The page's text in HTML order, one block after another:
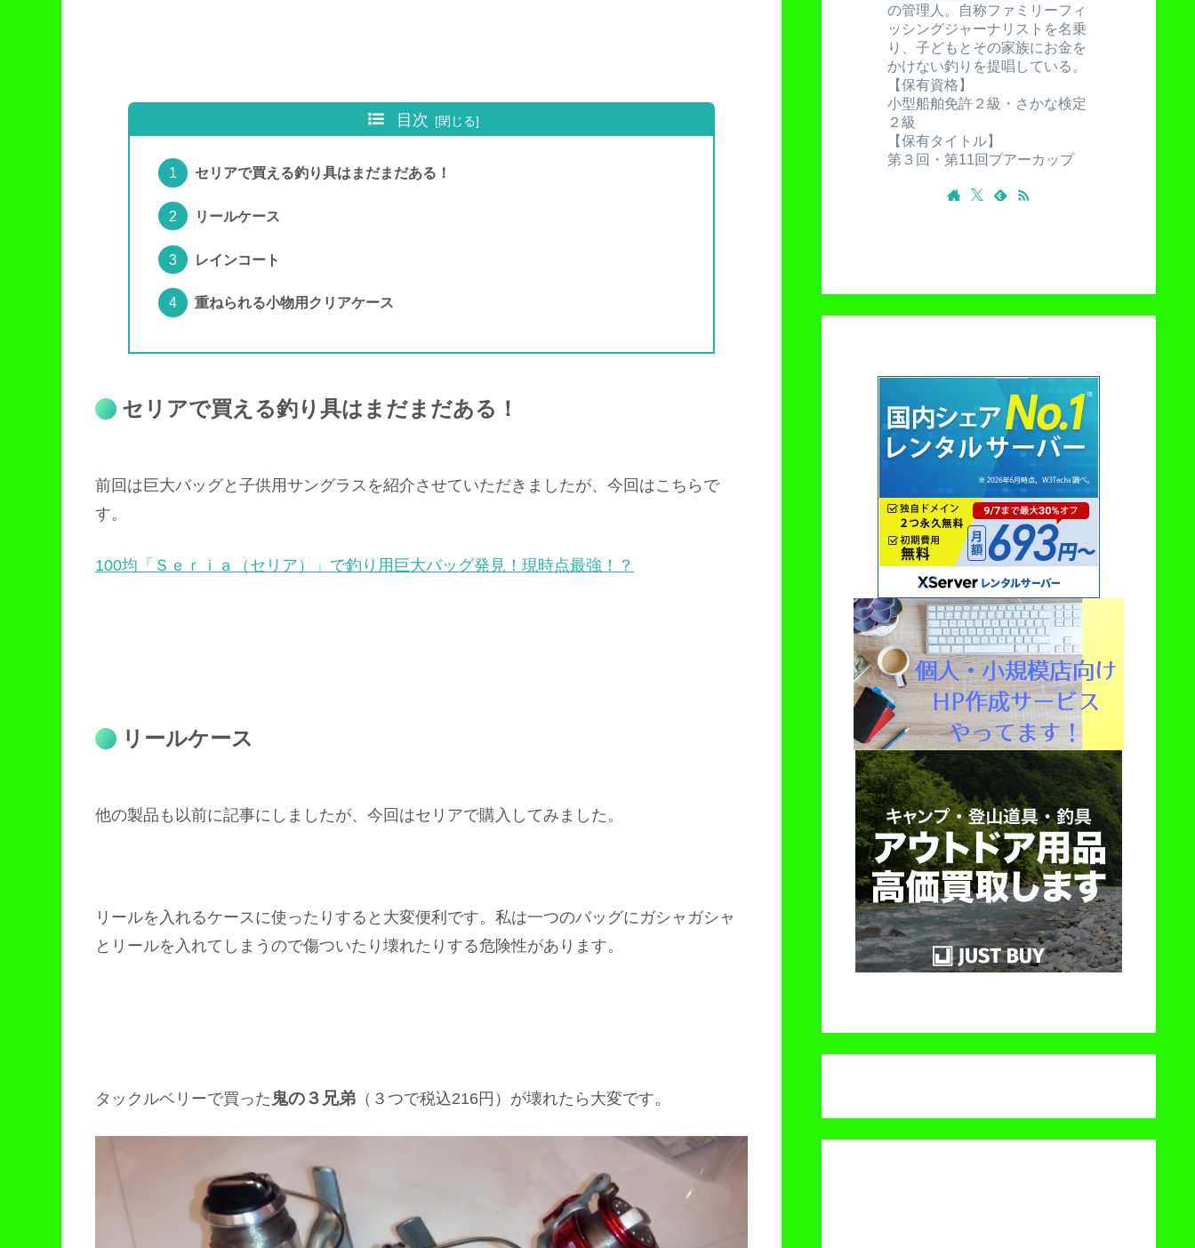
目次
セリアで買える釣り具はまだまだある！
リールケース
レインコート
重ねられる小物用クリアケース
セリアで買える釣り具はまだまだある！
前回は巨大バッグと子供用サングラスを紹介させていただきましたが、今回はこちらで
す。
100均「Ｓｅｒｉａ（セリア）」で釣り用巨大バッグ発見！現時点最強！？
リールケース
他の製品も以前に記事にしましたが、今回はセリアで購入してみました。
リールを入れるケースに使ったりすると大変便利です。私は一つのバッグにガシャガシャ
とリールを入れてしまうので傷ついたり壊れたりする危険性があります。
タックルベリーで買った 鬼の３兄弟 （３つで税込216円）が壊れたら大変です。
の管理人。自称ファミリーフィ
ッシングジャーナリストを名乗
り、子どもとその家族にお金を
かけない釣りを提唱している。
【保有資格】
小型船舶免許２級・さかな検定
２級
【保有タイトル】
第３回・第11回プアーカップ